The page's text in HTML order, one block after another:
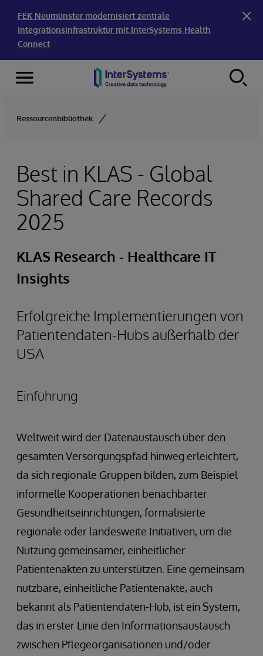
FEK Neumünster modernisiert zentrale
Integrationsinfrastruktur mit InterSystems Health
Connect
Skip to content
Menu
Ressourcenbibliothek
Best in KLAS - Global
Shared Care Records
2025
KLAS Research - Healthcare IT
Insights
Erfolgreiche Implementierungen von
Patientendaten-Hubs außerhalb der
USA
Einführung
Weltweit wird der Datenaustausch über den
gesamten Versorgungspfad hinweg erleichtert,
da sich regionale Gruppen bilden, zum Beispiel
informelle Kooperationen benachbarter
Gesundheitseinrichtungen, formalisierte
regionale oder landesweite Initiativen, um die
Nutzung gemeinsamer, einheitlicher
Patientenakten zu unterstützen. Eine gemeinsam
nutzbare, einheitliche Patientenakte, auch
bekannt als Patientendaten-Hub, ist ein System,
das in erster Linie den Informationsaustausch
zwischen Pflegeorganisationen und/oder